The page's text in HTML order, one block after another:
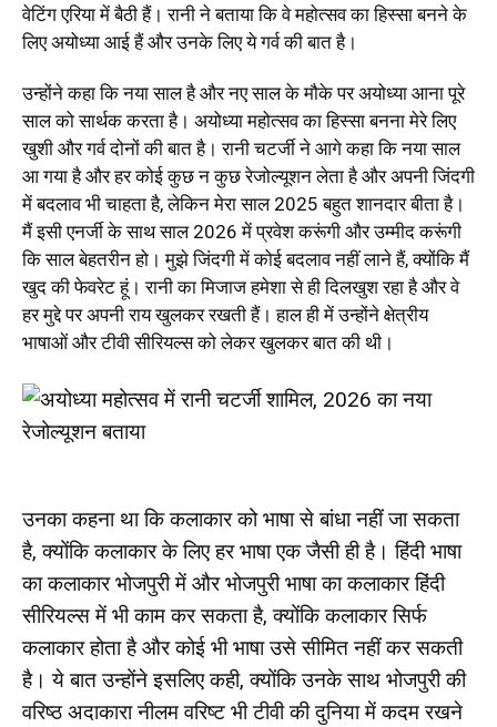
वेटिंग एरिया में बैठी हैं। रानी ने बताया कि वे महोत्सव का हिस्सा बनने के
लिए अयोध्या आई हैं और उनके लिए ये गर्व की बात है।
उन्होंने कहा कि नया साल है और नए साल के मौके पर अयोध्या आना पूरे
साल को सार्थक करता है। अयोध्या महोत्सव का हिस्सा बनना मेरे लिए
खुशी और गर्व दोनों की बात है। रानी चटर्जी ने आगे कहा कि नया साल
आ गया है और हर कोई कुछ न कुछ रेजोल्यूशन लेता है और अपनी जिंदगी
में बदलाव भी चाहता है, लेकिन मेरा साल 2025 बहुत शानदार बीता है।
मैं इसी एनर्जी के साथ साल 2026 में प्रवेश करूंगी और उम्मीद करूंगी
कि साल बेहतरीन हो। मुझे जिंदगी में कोई बदलाव नहीं लाने हैं, क्योंकि मैं
खुद की फेवरेट हूं। रानी का मिजाज हमेशा से ही दिलखुश रहा है और वे
हर मुद्दे पर अपनी राय खुलकर रखती हैं। हाल ही में उन्होंने क्षेत्रीय
भाषाओं और टीवी सीरियल्स को लेकर खुलकर बात की थी।
उनका कहना था कि कलाकार को भाषा से बांधा नहीं जा सकता
है, क्योंकि कलाकार के लिए हर भाषा एक जैसी ही है। हिंदी भाषा
का कलाकार भोजपुरी में और भोजपुरी भाषा का कलाकार हिंदी
सीरियल्स में भी काम कर सकता है, क्योंकि कलाकार सिर्फ
कलाकार होता है और कोई भी भाषा उसे सीमित नहीं कर सकती
है। ये बात उन्होंने इसलिए कही, क्योंकि उनके साथ भोजपुरी की
वरिष्ठ अदाकारा नीलम वरिष्ट भी टीवी की दुनिया में कदम रखने